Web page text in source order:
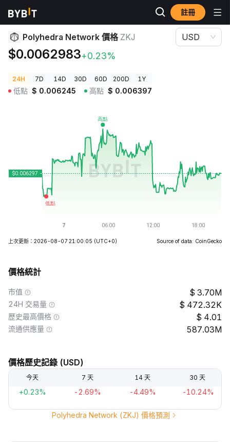
註冊
加密貨幣價格
Polyhedra Network 價格 ZKJ
$0.0062983+0.23%
USD
24H 7D 14D 30D 60D 200D 1Y
低點 $ 0.006245 高點 $ 0.006397
上次更新：2026-08-07 21:00:05 (UTC+0) Source of data: CoinGecko
價格統計
市值 3.70M
24H 交易量 472.32K
歷史最高價格 4.01
流通供應量 587.03M
價格歷史記錄 (USD)
今天 7 天 14 天 30 天
+0.23% -2.69% -4.49% -10.24%
Polyhedra Network (ZKJ) 價格預測